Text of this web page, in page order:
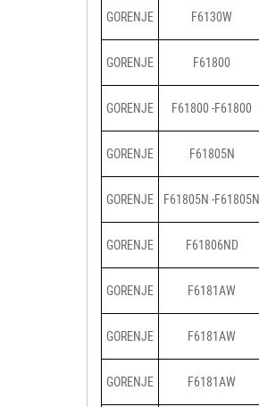
GORENJE F6130W
GORENJE F61800
GORENJE F61800 -F61800
GORENJE F61805N
GORENJE F61805N -F61805N
GORENJE F61806ND
GORENJE F6181AW
GORENJE F6181AW
GORENJE F6181AW